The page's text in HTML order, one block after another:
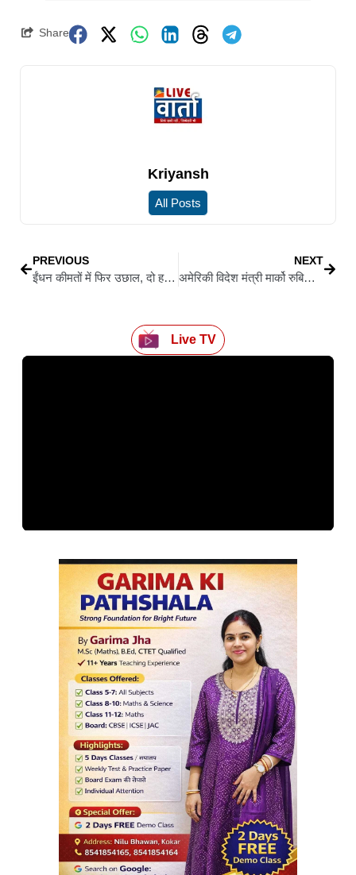
Share
Kriyansh
All Posts
PREVIOUS
ईंधन कीमतों में फिर उछाल, दो हफ्ते में चौथी बार बढ़े दाम, पेट्रोल 2.61 और डीजल 2.71 रुपये प्रति लीटर महंगा
NEXT
अमेरिकी विदेश मंत्री मार्को रुबियो ने पत्नी संग किया ताजमहल का दीदार, डायना बेंच पर खिंचवाई तस्वीरें
Live TV